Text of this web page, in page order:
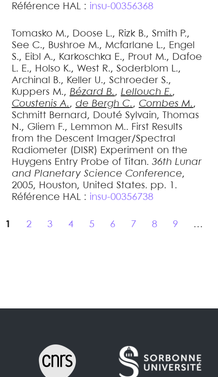
Référence HAL : insu-00356368
Tomasko M., Doose L., Rizk B., Smith P.,
See C., Bushroe M., Mcfarlane L., Engel
S., Eibl A., Karkoschka E., Prout M., Dafoe
L. E., Holso K., West R., Soderblom L.,
Archinal
B., Keller U., Schroeder S.,
Kuppers M., Bézard B., Lellouch E.,
Coustenis A., de Bergh C., Combes M.,
Schmitt Bernard , Douté Sylvain,
Thomas
N., Gliem F., Lemmon M.. First Results
from the Descent Imager/Spectral
Radiometer (DISR) Experiment on the
Huygens Entry Probe of Titan. 36th Lunar
and Planetary Science Conference,
2005, Houston, United States. pp. 1 .
Référence HAL : insu-00356738
1 2 3 4 5 6 7 8 9 …